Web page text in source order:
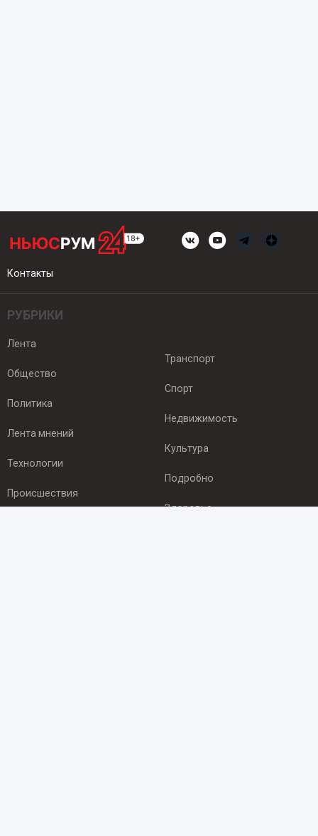
Контакты
РУБРИКИ
Лента
Общество
Политика
Лента мнений
Технологии
Происшествия
Транспорт
Спорт
Недвижимость
Культура
Подробно
Здоровье